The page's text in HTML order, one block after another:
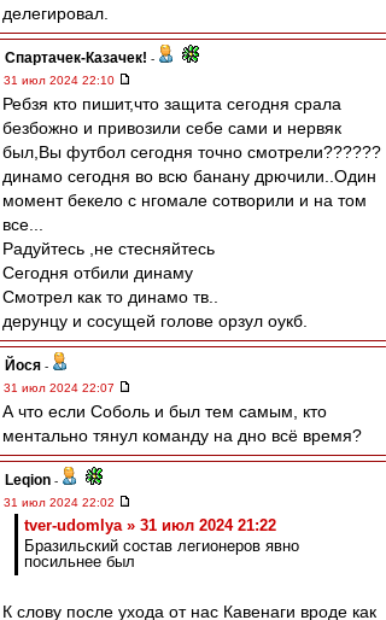
делегировал.
Спартачек-Казачек! -
31 июл 2024 22:10
Ребзя кто пишит,что защита сегодня срала
безбожно и привозили себе сами и нервяк
был,Вы футбол сегодня точно смотрели??????
динамо сегодня во всю банану дрючили..Один
момент бекело с нгомале сотворили и на том
все...
Радуйтесь ,не стесняйтесь
Сегодня отбили динаму
Смотрел как то динамо тв..
дерунцу и сосущей голове орзул оукб.
Йося -
31 июл 2024 22:07
А что если Соболь и был тем самым, кто
ментально тянул команду на дно всё время?
Leqion -
31 июл 2024 22:02
tver-udomlya » 31 июл 2024 21:22
Бразильский состав легионеров явно
посильнее был
К слову после ухода от нас Кавенаги вроде как